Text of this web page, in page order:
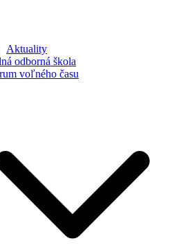
Aktuality
odborná škola
voľného času